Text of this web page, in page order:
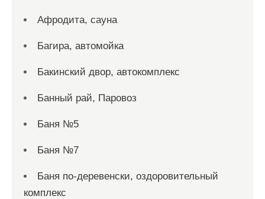
Афродита, сауна
Багира, автомойка
Бакинский двор, автокомплекс
Банный рай, Паровоз
Баня №5
Баня №7
Баня по-деревенски, оздоровительный
комплекс